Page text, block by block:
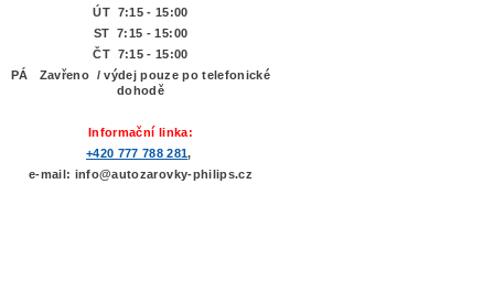
ÚT 7:15 - 15:00
ST 7:15 - 15:00
ČT 7:15 - 15:00
PÁ Zavřeno / výdej pouze po telefonické
dohodě
Informační linka:
+420 777 788 281,
e-mail: info@autozarovky-philips.cz